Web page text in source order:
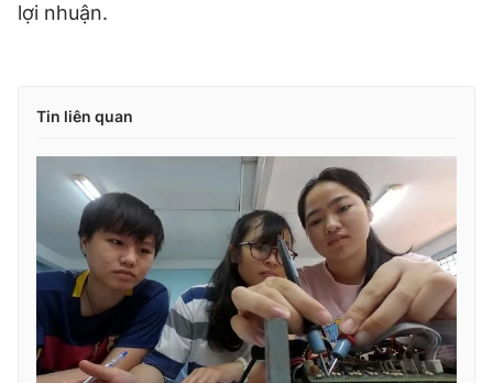
lợi nhuận.
Tin liên quan